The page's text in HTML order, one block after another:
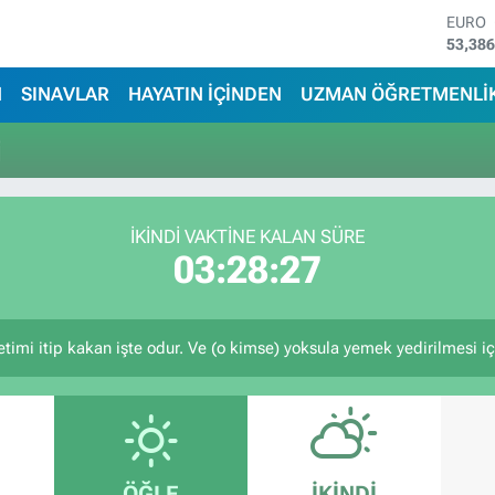
EURO
SINAVLAR HAYATIN İÇİNDEN UZMAN
İKINDI VAKTİNE KALAN SÜRE
03:28:27
itip kakan işte odur. Ve (o kimse) yoksula yemek yedirilmesi